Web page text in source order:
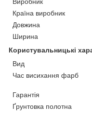
Країна виробник
Довжина
Ширина
Користувальницькі
Вид
Час висихання фарб
Гарантія
Ґрунтовка полотна